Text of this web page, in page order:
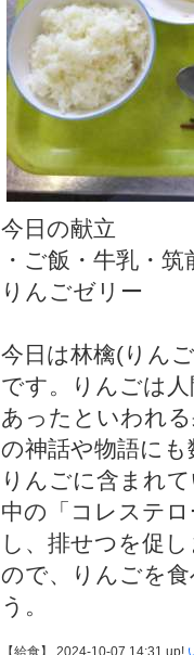
今日の献立
・ご飯・牛乳・
りんごゼリー
今日は林檎(りん
です。りんごは
あったといわれ
の神話や物語に
りんごに含まれ
中の「コレステ
し、排せつを促
ので、りんごを
う。
【給食】 2024-10-07 14:31 up!